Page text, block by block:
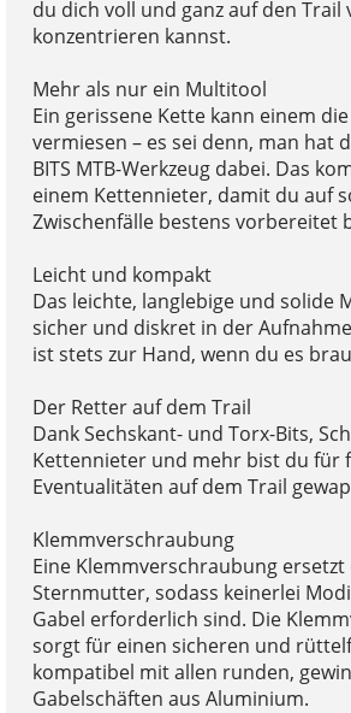
du dich voll und ganz auf den Trail
konzentrieren kannst.
Mehr als nur ein Multitool
Ein gerissene Kette kann einem
vermiesen – es sei denn, man hat
BITS MTB-Werkzeug dabei. Das
einem Kettennieter, damit du auf
Zwischenfälle bestens vorbereitet
Leicht und kompakt
Das leichte, langlebige und solide
sicher und diskret in der
ist stets zur Hand, wenn du es
Der Retter auf dem Trail
Dank Sechskant- und Torx-Bits,
Kettennieter und mehr bist du für
Eventualitäten auf dem Trail
Klemmverschraubung
Eine Klemmverschraubung
Sternmutter, sodass keinerlei
Gabel erforderlich sind. Die
sorgt für einen sicheren und
kompatibel mit allen runden,
Gabelschäften aus Aluminium.